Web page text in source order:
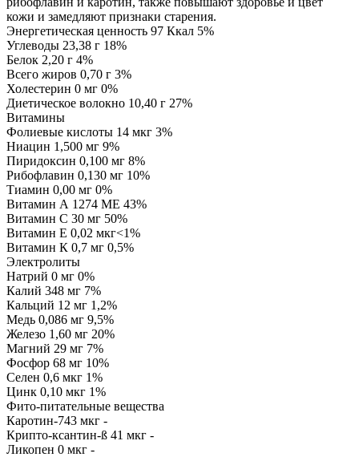
кожи и замедляют признаки старения.
Энергетическая ценность 97 Ккал 5%
Углеводы 23,38 г 18%
Белок 2,20 г 4%
Всего жиров 0,70 г 3%
Холестерин 0 мг 0%
Диетическое волокно 10,40 г 27%
Витамины
Фолиевые кислоты 14 мкг 3%
Ниацин 1,500 мг 9%
Пиридоксин 0,100 мг 8%
Рибофлавин 0,130 мг 10%
Тиамин 0,00 мг 0%
Витамин А 1274 МЕ 43%
Витамин С 30 мг 50%
Витамин Е 0,02 мкг<1%
Витамин К 0,7 мг 0,5%
Электролиты
Натрий 0 мг 0%
Калий 348 мг 7%
Кальций 12 мг 1,2%
Медь 0,086 мг 9,5%
Железо 1,60 мг 20%
Магний 29 мг 7%
Фосфор 68 мг 10%
Селен 0,6 мкг 1%
Цинк 0,10 мкг 1%
Фито-питательные вещества
Каротин-743 мкг -
Крипто-ксантин-ß 41 мкг -
Ликопен 0 мкг -